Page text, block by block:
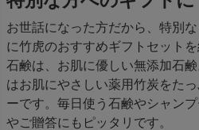
お世話になった方だから、特別
に竹虎のおすすめギフトセット
石鹸は、お肌に優しい無添加石
はお肌にやさしい薬用竹炭をた
ーです。毎日使う石鹸やシャン
やご贈答にもピッタリです。